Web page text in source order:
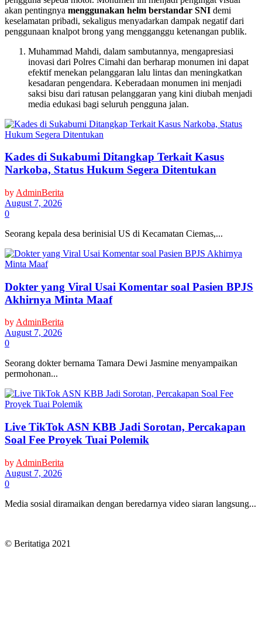
akan pentingnya menggunakan helm berstandar SNI demi
keselamatan pribadi, sekaligus menyadarkan dampak negatif dari
penggunaan knalpot brong yang mengganggu ketenangan publik.
Muhammad Mahdi, dalam sambutannya, mengapresiasi
inovasi dari Polres Cimahi dan berharap monumen ini dapat
efektif menekan pelanggaran lalu lintas dan meningkatkan
kesadaran pengendara. Keberadaan monumen ini menjadi
saksi bisu dari ratusan pelanggaran yang kini diubah menjadi
media edukasi bagi seluruh pengguna jalan.
Kades di Sukabumi Ditangkap Terkait Kasus
Narkoba, Status Hukum Segera Ditentukan
by AdminBerita
August 7, 2026
0
Seorang kepala desa berinisial US di Kecamatan Ciemas,...
Dokter yang Viral Usai Komentar soal Pasien BPJS
Akhirnya Minta Maaf
by AdminBerita
August 7, 2026
0
Seorang dokter bernama Tamara Dewi Jasmine menyampaikan
permohonan...
Live TikTok ASN KBB Jadi Sorotan, Percakapan
Soal Fee Proyek Tuai Polemik
by AdminBerita
August 7, 2026
0
Media sosial diramaikan dengan beredarnya video siaran langsung...
© Beritatiga 2021